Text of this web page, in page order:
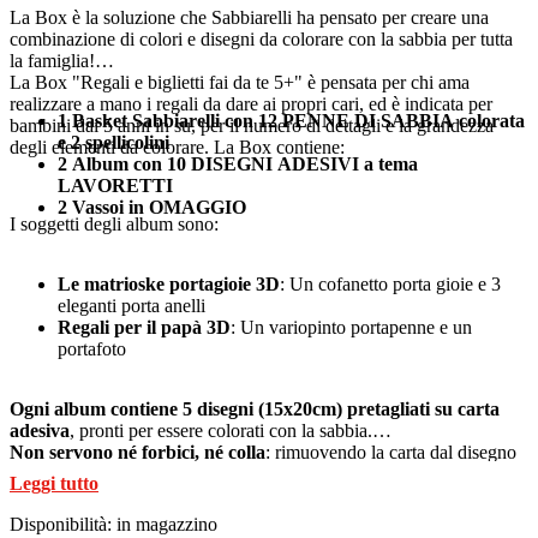
La Box è la soluzione che Sabbiarelli ha pensato per creare una
combinazione di colori e disegni da colorare con la sabbia per tutta
la famiglia!
La Box "Regali e biglietti fai da te 5+" è pensata per chi ama
realizzare a mano i regali da dare ai propri cari, ed è indicata per
bambini dai 5 anni in su, per il numero di dettagli e la grandezza
degli elementi da colorare. La Box contiene:
1 Basket Sabbiarelli con 12 PENNE DI SABBIA colorata
e 2 spellicolini
2 Album con 10 DISEGNI ADESIVI a tema
LAVORETTI
2 Vassoi in OMAGGIO
I soggetti degli album sono:
Le matrioske portagioie 3D: Un cofanetto porta gioie e 3
eleganti porta anelli
Regali per il papà 3D: Un variopinto portapenne e un
portafoto
Ogni album contiene 5 disegni (15x20cm) pretagliati su carta
adesiva, pronti per essere colorati con la sabbia.
Non servono né forbici, né colla: rimuovendo la carta dal disegno
rimane la superficie adesiva da colorare con le 12 penne di sabbia
Sabbiarelli incluse nel basket.
Una volta colorati con la sabbia,
Leggi tutto
Disponibilità: in magazzino